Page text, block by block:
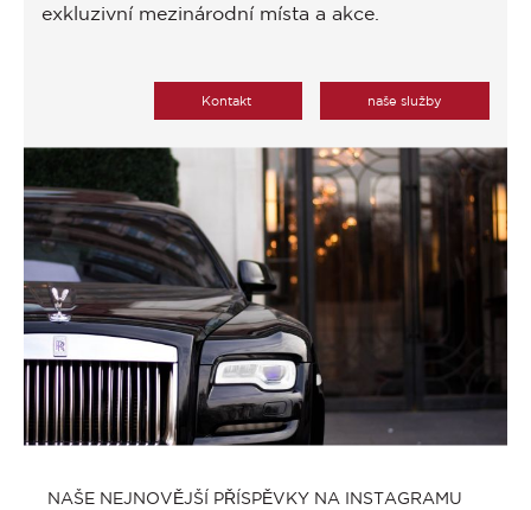
exkluzivní mezinárodní místa a akce.
Kontakt naše služby
NAŠE NEJNOVĚJŠÍ PŘÍSPĚVKY NA INSTAGRAMU